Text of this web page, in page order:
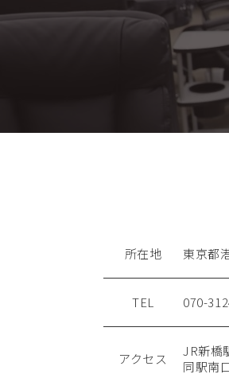
所在地 東京都
TEL 070-
アクセス
JR新橋
同駅南